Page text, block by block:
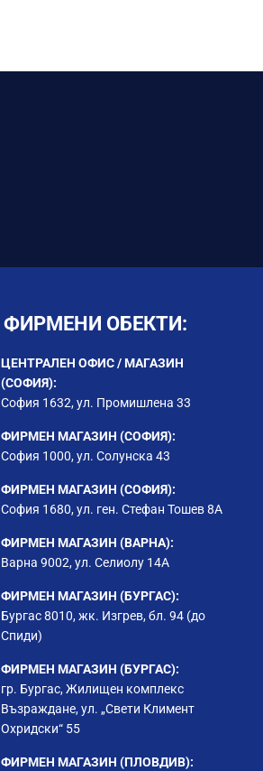
ФИРМЕНИ ОБЕКТИ:
ЦЕНТРАЛЕН ОФИС / МАГАЗИН
(СОФИЯ):
София 1632, ул. Промишлена 33
ФИРМЕН МАГАЗИН (СОФИЯ):
София 1000, ул. Солунска 43
ФИРМЕН МАГАЗИН (СОФИЯ):
София 1680, ул. ген. Стефан Тошев 8А
ФИРМЕН МАГАЗИН (ВАРНА):
Варна 9002, ул. Селиолу 14А
ФИРМЕН МАГАЗИН (БУРГАС):
Бургас 8010, жк. Изгрев, бл. 94 (до
Спиди)
ФИРМЕН МАГАЗИН (БУРГАС):
гр. Бургас, Жилищен комплекс
Възраждане, ул. „Свети Климент
Охридски“ 55
ФИРМЕН МАГАЗИН (ПЛОВДИВ):